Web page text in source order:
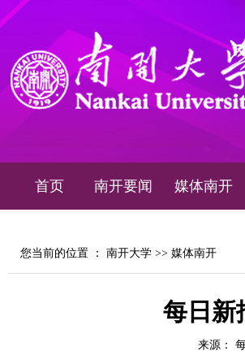
首页 南开要闻 媒体南开
您当前的位置 ： 南开大学 >> 媒体南开
每日新
来源：